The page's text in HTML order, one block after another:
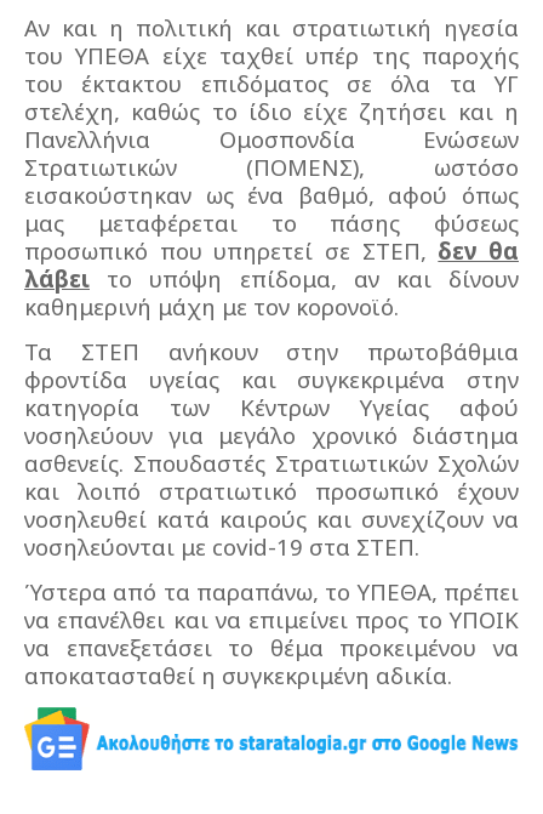
Αν και η πολιτική και στρατιωτική ηγεσία
του ΥΠΕΘΑ είχε ταχθεί υπέρ της παροχής
του έκτακτου επιδόματος σε όλα τα ΥΓ
στελέχη, καθώς το ίδιο είχε ζητήσει και η
Πανελλήνια Ομοσπονδία Ενώσεων
Στρατιωτικών (ΠΟΜΕΝΣ), ωστόσο
εισακούστηκαν ως ένα βαθμό, αφού όπως
μας μεταφέρεται το πάσης φύσεως
προσωπικό που υπηρετεί σε ΣΤΕΠ, δεν θα
λάβει το υπόψη επίδομα, αν και δίνουν
καθημερινή μάχη με τον κορονοϊό.
Τα ΣΤΕΠ ανήκουν στην πρωτοβάθμια
φροντίδα υγείας και συγκεκριμένα στην
κατηγορία των Κέντρων Υγείας αφού
νοσηλεύουν για μεγάλο χρονικό διάστημα
ασθενείς. Σπουδαστές Στρατιωτικών Σχολών
και λοιπό στρατιωτικό προσωπικό έχουν
νοσηλευθεί κατά καιρούς και συνεχίζουν να
νοσηλεύονται με covid-19 στα ΣΤΕΠ.
Ύστερα από τα παραπάνω, το ΥΠΕΘΑ, πρέπει
να επανέλθει και να επιμείνει προς το ΥΠΟΙΚ
να επανεξετάσει το θέμα προκειμένου να
αποκατασταθεί η συγκεκριμένη αδικία.